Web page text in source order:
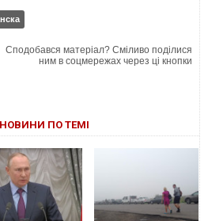
Сподобався матеріал? Сміливо поділися
ним в соцмережах через ці кнопки
НОВИНИ ПО ТЕМІ